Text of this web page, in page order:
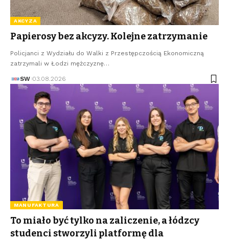
AKCYZA
Papierosy bez akcyzy. Kolejne zatrzymanie
Policjanci z Wydziału do Walki z Przestępczością Ekonomiczną
zatrzymali w Łodzi mężczyznę…
SW 03.08.2026
MANUFAKTURA
To miało być tylko na zaliczenie, a łódzcy
studenci stworzyli platformę dla